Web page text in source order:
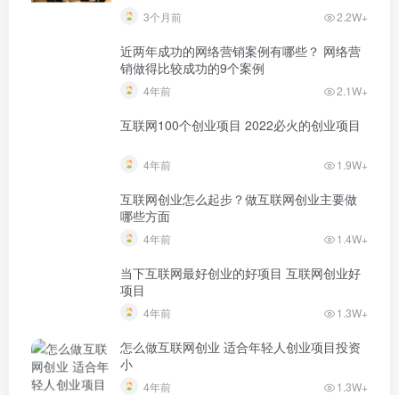
3个月前 2.2W+
近两年成功的网络营销案例有哪些？ 网络营
销做得比较成功的9个案例
4年前 2.1W+
互联网100个创业项目 2022必火的创业项目
4年前 1.9W+
互联网创业怎么起步？做互联网创业主要做
哪些方面
4年前 1.4W+
当下互联网最好创业的好项目 互联网创业好
项目
4年前 1.3W+
怎么做互联网创业 适合年轻人创业项目投资
小
4年前 1.3W+